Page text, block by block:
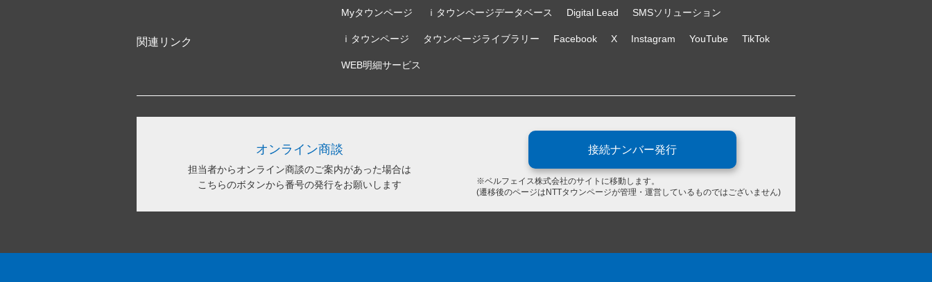
関連リンク
Myタウンページ ｉタウンページデータベース Digital Lead SMSソリューション
ｉタウンページ タウンページライブラリー Facebook X Instagram YouTube TikTok
WEB明細サービス
オンライン商談
担当者からオンライン商談のご案内があった場合は
こちらのボタンから番号の発行をお願いします
接続ナンバー発行
※ベルフェイス株式会社のサイトに移動します。
(遷移後のページはNTTタウンページが管理・運営しているものではございません)